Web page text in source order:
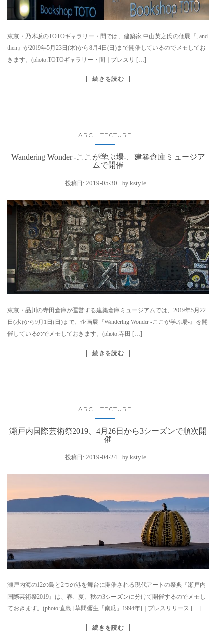
東京・乃木坂のTOTOギャラリー・間では、建築家 中山英之氏の個展『, and
then』が2019年5月23日(木)から8月4日(日)まで開催しているのでメモしてお
きます。(photo:TOTOギャラリー・間｜プレスリ […]
続きを読む
ARCHITECTURE
Wandering Wonder -ここが学ぶ場-、建築倉庫ミュージア
ムで開催
投稿日: 2019-05-30 by kstyle
東京・品川の寺田倉庫が運営する建築倉庫ミュージアムでは、2019年5月22
日(水)から9月1日(日)まで、企画展『Wandering Wonder -ここが学ぶ場-』を開
催しているのでメモしておきます。(photo:寺田 […]
続きを読む
ARCHITECTURE ...
瀬戸内国際芸術祭2019、4月26日から3シーズンで順次開
催
投稿日: 2019-04-24 by kstyle
瀬戸内海の12の島と2つの港を舞台に開催される現代アートの祭典『瀬戸内
国際芸術祭2019』は、春、夏、秋の3シーズンに分けて開催するのでメモし
ておきます。(photo:直島 [草間彌生「南瓜」1994年]｜プレスリリース […]
続きを読む